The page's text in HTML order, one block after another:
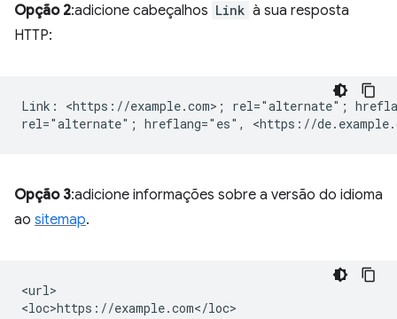
Opção 2:adicione cabeçalhos Link à sua resposta
HTTP:
Link: <https://example.com>; rel="alternate";
Opção 3:adicione informações sobre a versão do idioma
ao sitemap.
<url>
<loc>https://example.com</loc>